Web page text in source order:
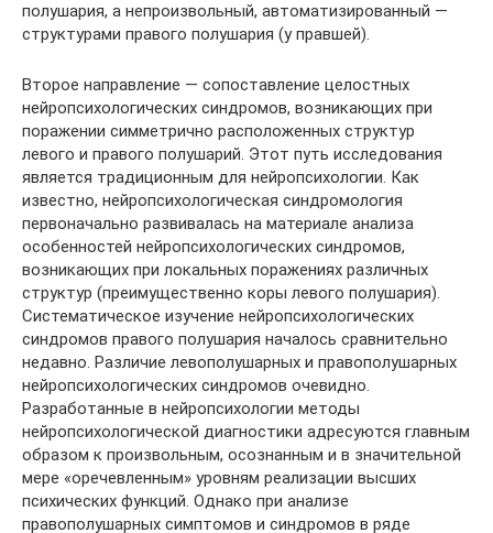
полушария, а непроизвольный, автоматизированный —
структурами правого полушария (у правшей).
Второе направление — сопоставление целостных
нейропсихологических синдромов, возникающих при
поражении симметрично расположенных структур
левого и правого полушарий. Этот путь исследования
является традиционным для нейропсихологии. Как
известно, нейропсихологическая синдромология
первоначально развивалась на материале анализа
особенностей нейропсихологических синдромов,
возникающих при локальных поражениях различных
структур (преимущественно коры левого полушария).
Систематическое изучение нейропсихологических
синдромов правого полушария началось сравнительно
недавно. Различие левополушарных и правополушарных
нейропсихологических синдромов очевидно.
Разработанные в нейропсихологии методы
нейропсихологической диагностики адресуются главным
образом к произвольным, осознанным и в значительной
мере «оречевленным» уровням реализации высших
психических функций. Однако при анализе
правополушарных симптомов и синдромов в ряде